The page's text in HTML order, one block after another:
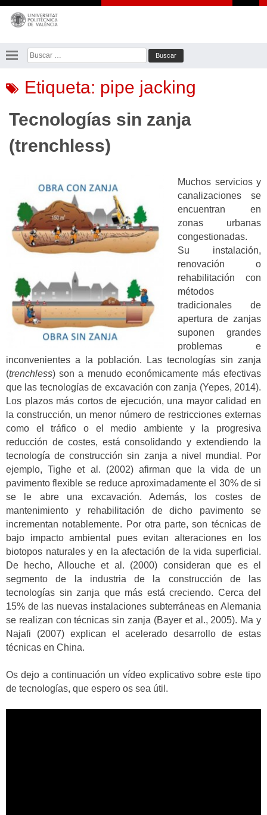
Saltar
contenido
Buscar:
Etiqueta: pipe jacking
Tecnologías sin zanja
(trenchless)
Muchos servicios y
canalizaciones se
encuentran en
zonas urbanas
congestionadas.
Su instalación,
renovación o
rehabilitación con
métodos
tradicionales de
apertura de zanjas
suponen grandes
problemas e
inconvenientes a la población. Las tecnologías sin zanja
(trenchless) son a menudo económicamente más efectivas
que las tecnologías de excavación con zanja (Yepes, 2014).
Los plazos más cortos de ejecución, una mayor calidad en
la construcción, un menor número de restricciones externas
como el tráfico o el medio ambiente y la progresiva
reducción de costes, está consolidando y extendiendo la
tecnología de construcción sin zanja a nivel mundial. Por
ejemplo, Tighe et al. (2002) afirman que la vida de un
pavimento flexible se reduce aproximadamente el 30% de si
se le abre una excavación. Además, los costes de
mantenimiento y rehabilitación de dicho pavimento se
incrementan notablemente. Por otra parte, son técnicas de
bajo impacto ambiental pues evitan alteraciones en los
biotopos naturales y en la afectación de la vida superficial.
De hecho, Allouche et al. (2000) consideran que es el
segmento de la industria de la construcción de las
tecnologías sin zanja que más está creciendo. Cerca del
15% de las nuevas instalaciones subterráneas en Alemania
se realizan con técnicas sin zanja (Bayer et al., 2005). Ma y
Najafi (2007) explican el acelerado desarrollo de estas
técnicas en China.
Os dejo a continuación un vídeo explicativo sobre este tipo
de tecnologías, que espero os sea útil.